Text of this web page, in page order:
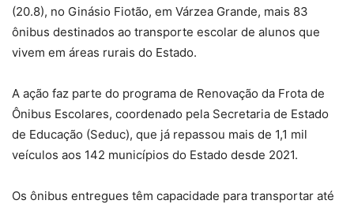
(20.8), no Ginásio Fiotão, em Várzea Grande, mais 83
ônibus destinados ao transporte escolar de alunos que
vivem em áreas rurais do Estado.
A ação faz parte do programa de Renovação da Frota de
Ônibus Escolares, coordenado pela Secretaria de Estado
de Educação (Seduc), que já repassou mais de 1,1 mil
veículos aos 142 municípios do Estado desde 2021.
Os ônibus entregues têm capacidade para transportar até